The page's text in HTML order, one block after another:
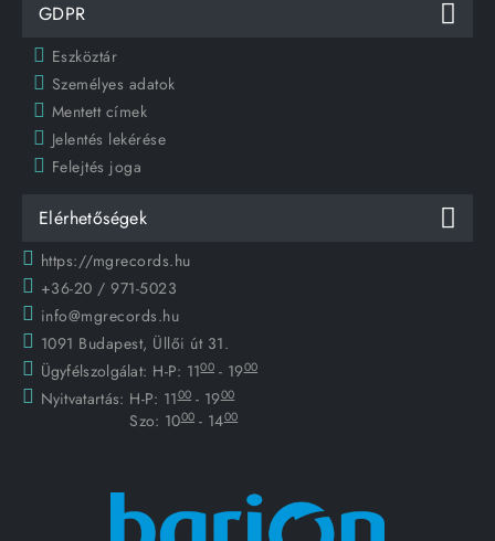
GDPR
Eszköztár
Személyes adatok
Mentett címek
Jelentés lekérése
Felejtés joga
Elérhetőségek
https://mgrecords.hu
+36-20 / 971-5023
info@mgrecords.hu
1091 Budapest, Üllői út 31.
Ügyfélszolgálat: H-P: 1100 - 1900
Nyitvatartás: H-P: 1100 - 1900
Szo: 1000 - 1400